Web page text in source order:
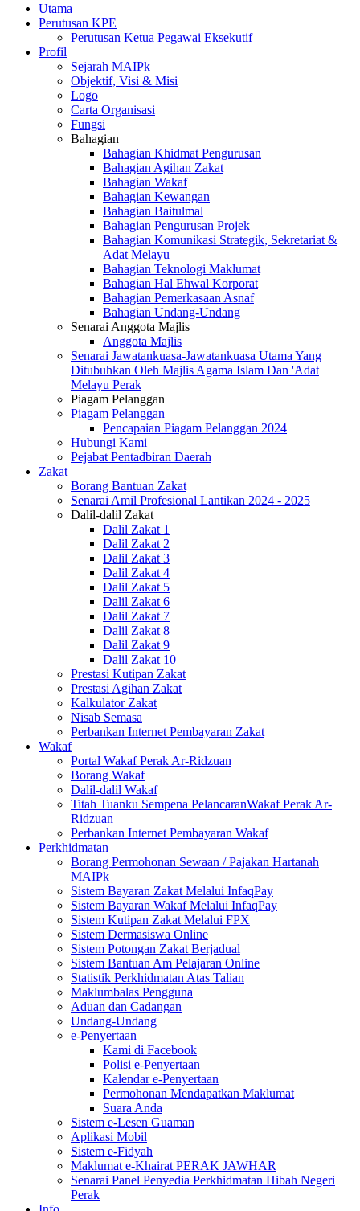
Utama
Perutusan KPE
Perutusan Ketua Pegawai Eksekutif
Profil
Sejarah MAIPk
Objektif, Visi & Misi
Logo
Carta Organisasi
Fungsi
Bahagian
Bahagian Khidmat Pengurusan
Bahagian Agihan Zakat
Bahagian Wakaf
Bahagian Kewangan
Bahagian Baitulmal
Bahagian Pengurusan Projek
Bahagian Komunikasi Strategik, Sekretariat &
Adat Melayu
Bahagian Teknologi Maklumat
Bahagian Hal Ehwal Korporat
Bahagian Pemerkasaan Asnaf
Bahagian Undang-Undang
Senarai Anggota Majlis
Anggota Majlis
Senarai Jawatankuasa-Jawatankuasa Utama Yang
Ditubuhkan Oleh Majlis Agama Islam Dan 'Adat
Melayu Perak
Piagam Pelanggan
Piagam Pelanggan
Pencapaian Piagam Pelanggan 2024
Hubungi Kami
Pejabat Pentadbiran Daerah
Zakat
Borang Bantuan Zakat
Senarai Amil Profesional Lantikan 2024 - 2025
Dalil-dalil Zakat
Dalil Zakat 1
Dalil Zakat 2
Dalil Zakat 3
Dalil Zakat 4
Dalil Zakat 5
Dalil Zakat 6
Dalil Zakat 7
Dalil Zakat 8
Dalil Zakat 9
Dalil Zakat 10
Prestasi Kutipan Zakat
Prestasi Agihan Zakat
Kalkulator Zakat
Nisab Semasa
Perbankan Internet Pembayaran Zakat
Wakaf
Portal Wakaf Perak Ar-Ridzuan
Borang Wakaf
Dalil-dalil Wakaf
Titah Tuanku Sempena PelancaranWakaf Perak Ar-
Ridzuan
Perbankan Internet Pembayaran Wakaf
Perkhidmatan
Borang Permohonan Sewaan / Pajakan Hartanah
MAIPk
Sistem Bayaran Zakat Melalui InfaqPay
Sistem Bayaran Wakaf Melalui InfaqPay
Sistem Kutipan Zakat Melalui FPX
Sistem Dermasiswa Online
Sistem Potongan Zakat Berjadual
Sistem Bantuan Am Pelajaran Online
Statistik Perkhidmatan Atas Talian
Maklumbalas Pengguna
Aduan dan Cadangan
Undang-Undang
e-Penyertaan
Kami di Facebook
Polisi e-Penyertaan
Kalendar e-Penyertaan
Permohonan Mendapatkan Maklumat
Suara Anda
Sistem e-Lesen Guaman
Aplikasi Mobil
Sistem e-Fidyah
Maklumat e-Khairat PERAK JAWHAR
Senarai Panel Penyedia Perkhidmatan Hibah Negeri
Perak